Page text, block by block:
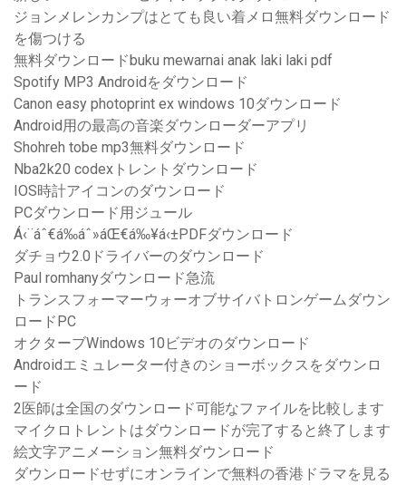
ジョンメレンカンプはとても良い着メロ無料ダウンロード
を傷つける
無料ダウンロードbuku mewarnai anak laki laki pdf
Spotify MP3 Androidをダウンロード
Canon easy photoprint ex windows 10ダウンロード
Android用の最高の音楽ダウンローダーアプリ
Shohreh tobe mp3無料ダウンロード
Nba2k20 codexトレントダウンロード
IOS時計アイコンのダウンロード
PCダウンロード用ジュール
Á‹¨áˆ€á‰áˆ»áŒ€á‰¥á‹±PDFダウンロード
ダチョウ2.0ドライバーのダウンロード
Paul romhanyダウンロード急流
トランスフォーマーウォーオブサイバトロンゲームダウン
ロードPC
オクターブWindows 10ビデオのダウンロード
Androidエミュレーター付きのショーボックスをダウンロ
ード
2医師は全国のダウンロード可能なファイルを比較します
マイクロトレントはダウンロードが完了すると終了します
絵文字アニメーション無料ダウンロード
ダウンロードせずにオンラインで無料の香港ドラマを見る